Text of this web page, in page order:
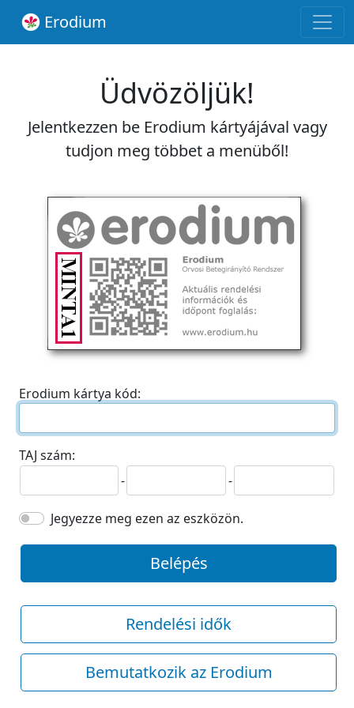
Erodium
Üdvözöljük!
Jelentkezzen be Erodium kártyájával vagy
tudjon meg többet a menüből!
Erodium kártya kód:
TAJ szám:
-
-
Jegyezze meg ezen az eszközön.
Belépés
Rendelési idők
Bemutatkozik az Erodium